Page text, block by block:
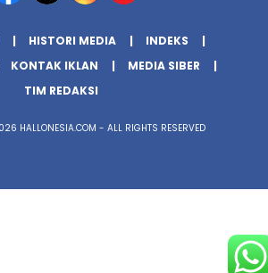
HISTORI MEDIA
INDEKS
KONTAK IKLAN
MEDIA SIBER
TIM REDAKSI
HALLONESIA.COM - ALL RIGHTS RESERVED